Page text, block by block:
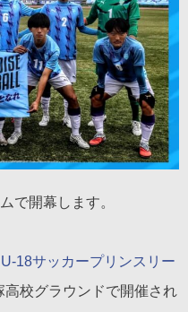
で開幕します。
18サッカープリンスリー
高校グラウンドで開催され